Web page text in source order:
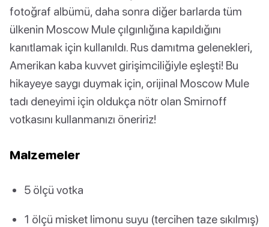
fotoğraf albümü, daha sonra diğer barlarda tüm
ülkenin Moscow Mule çılgınlığına kapıldığını
kanıtlamak için kullanıldı. Rus damıtma gelenekleri,
Amerikan kaba kuvvet girişimciliğiyle eşleşti! Bu
hikayeye saygı duymak için, orijinal Moscow Mule
tadı deneyimi için oldukça nötr olan Smirnoff
votkasını kullanmanızı öneririz!
Malzemeler
5 ölçü votka
1 ölçü misket limonu suyu (tercihen taze sıkılmış)